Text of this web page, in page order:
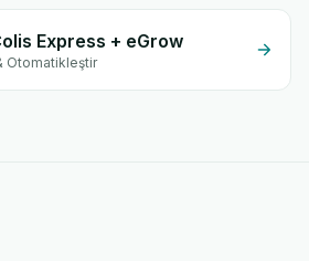
Express + eGrow
Otomatikleştir